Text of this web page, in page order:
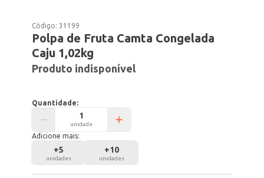
Código:31199
Polpa de Fruta Camta Congelada
Caju 1,02kg
Produto indisponível
Quantidade:
unidade
Adicione mais:
+5
unidades
+10
unidades